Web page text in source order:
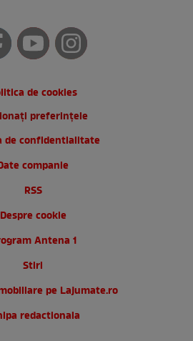
de cookies
preferințele
de confidentialitate
companie
RSS
Despre cookie
Antena 1
Stiri
pe Lajumate.ro
redactionala